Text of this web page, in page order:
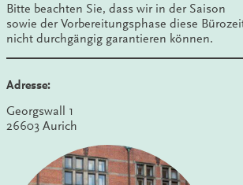
Bitte beachten Sie, dass wir in der Saison
sowie der Vorbereitungsphase diese
nicht durchgängig garantieren können.
Adresse:
Georgswall 1
26603 Aurich